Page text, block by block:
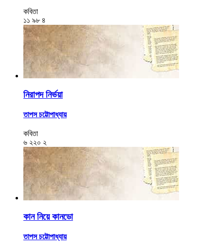
কবিতা
১১ ৯৮ ৪
নিরাপদ নির্ভয়া
তাপস চট্টোপাধ্যায়
কবিতা
৬ ২২০ ২
কান নিয়ে কানডো
তাপস চট্টোপাধ্যায়